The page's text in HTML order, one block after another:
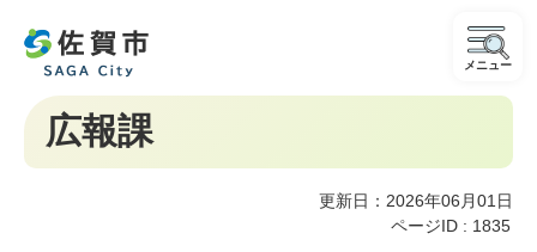
メニュー
広報課
更新日：2026年06月01日
ページID : 1835